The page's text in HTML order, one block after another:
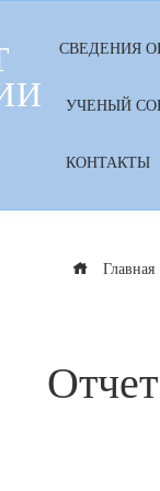
СВЕДЕНИЯ
УЧЕНЫЙ
КОНТАКТЫ
Главная